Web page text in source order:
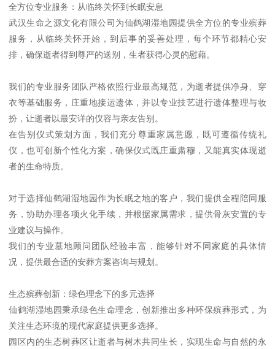
全方位专业服务：从临终关怀到长眠安息
武汉生命之源文化有限公司为仙鹤湖湿地园提供全方位的专业殡葬
服务，从临终关怀开始，到后事的妥善处理，每个环节都精心安
排，确保逝者得到尊严的送别，生者获得心灵的慰藉。
我们的专业服务团队严格依照行业最高规范，为逝者提供净身、穿
衣等基础服务，庄重地接运遗体，并以专业技艺进行遗体整理与妆
扮，让逝者以最安详的仪容与亲友告别。
在告别仪式策划方面，我们充分尊重家属意愿，既可遵循传统礼
仪，也可创新个性化方案，确保仪式既庄重肃穆，又能真实体现逝
者的生命特质。
对于选择仙鹤湖湿地园作为长眠之地的客户，我们提供全程陪同服
务，协助办理各项火化手续，并根据家属需求，提供骨灰安置的专
业建议与操作。
我们的专业墓地顾问团队经验丰富，能够针对不同家庭的具体情
况，提供最合适的安葬方案咨询与规划。
生态殡葬创新：绿色理念下的多元选择
仙鹤湖湿地园秉承绿色生命理念，创新推出多种环保殡葬形式，为
关注生态环境的现代家庭提供更多选择。
园区内的生态树葬区让逝者与树木共同生长，实现生命与自然的永